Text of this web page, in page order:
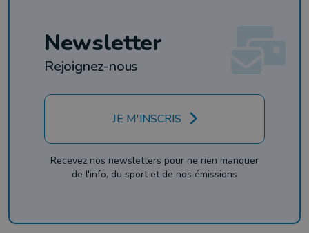
Newsletter
Rejoignez-nous
JE M'INSCRIS
Recevez nos newsletters pour ne rien manquer
de l'info, du sport et de nos émissions